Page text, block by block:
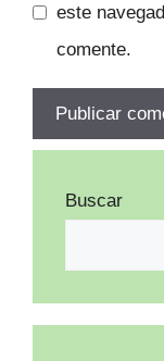
este
comente.
Buscar